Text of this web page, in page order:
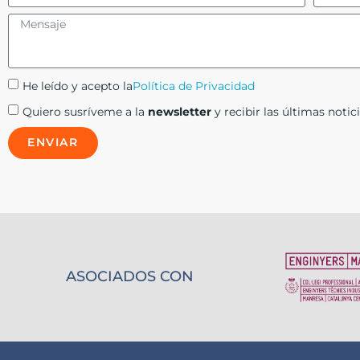
He leído y acepto laPolítica de Privacidad
Quiero susríveme a la newsletter y recibir las últimas
ENVIAR
ASOCIADOS CON